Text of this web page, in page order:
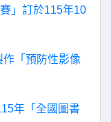
」訂於115年10
「預防性影像
年「全國圖書